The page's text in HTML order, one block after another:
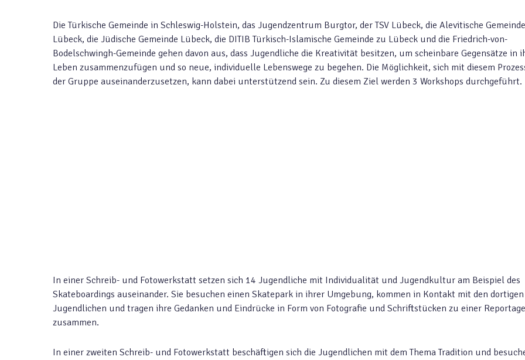
Die Türkische Gemeinde in Schleswig-Holstein, das Jugendzentrum Burgtor, der TSV Lübeck, die Alevitische Gemeinde
Lübeck, die Jüdische Gemeinde Lübeck, die DITIB Türkisch-Islamische Gemeinde zu Lübeck und die Friedrich-von-
Bodelschwingh-Gemeinde gehen davon aus, dass Jugendliche die Kreativität besitzen, um scheinbare Gegensätze in
Leben zusammenzufügen und so neue, individuelle Lebenswege zu begehen. Die Möglichkeit, sich mit diesem
der Gruppe auseinanderzusetzen, kann dabei unterstützend sein. Zu diesem Ziel werden 3 Workshops durchgeführt.
In einer Schreib- und Fotowerkstatt setzen sich 14 Jugendliche mit Individualität und Jugendkultur am Beispiel des
Skateboardings auseinander. Sie besuchen einen Skatepark in ihrer Umgebung, kommen in Kontakt mit den dortigen
Jugendlichen und tragen ihre Gedanken und Eindrücke in Form von Fotografie und Schriftstücken zu einer Reportage
zusammen.
In einer zweiten Schreib- und Fotowerkstatt beschäftigen sich die Jugendlichen mit dem Thema Tradition und